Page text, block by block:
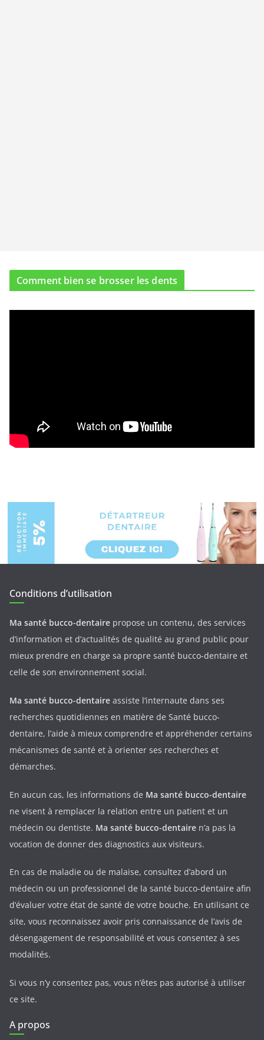
Comment bien se brosser les dents
Conditions d’utilisation
Ma santé bucco-dentaire propose un contenu, des services
d’information et d’actualités de qualité au grand public pour
mieux prendre en charge sa propre santé bucco-dentaire et
celle de son environnement social.
Ma santé bucco-dentaire assiste l’internaute dans ses
recherches quotidiennes en matière de Santé bucco-
dentaire, l’aide à mieux comprendre et appréhender certains
mécanismes de santé et à orienter ses recherches et
démarches.
En aucun cas, les informations de Ma santé bucco-dentaire
ne visent à remplacer la relation entre un patient et un
médecin ou dentiste. Ma santé bucco-dentaire n’a pas la
vocation de donner des diagnostics aux visiteurs.
En cas de maladie ou de malaise, consultez d’abord un
médecin ou un professionnel de la santé bucco-dentaire afin
d’évaluer votre état de santé de votre bouche. En utilisant ce
site, vous reconnaissez avoir pris connaissance de l’avis de
désengagement de responsabilité et vous consentez à ses
modalités.
Si vous n’y consentez pas, vous n’êtes pas autorisé à utiliser
ce site.
A propos